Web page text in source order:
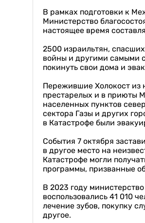
В рамках подготовки к
Министерство
настоящее время
2500 израильтян,
войны и другими самыми
покинуть свои дома и
Пережившие Холокост из
престарелых и в приюты
населенных пунктов
сектора Газы и других
в Катастрофе были
События 7 октября
в другое место на
Катастрофе могли
программы, призванные
В 2023 году
воспользовались 41 010
лечение зубов, покупку
другое.